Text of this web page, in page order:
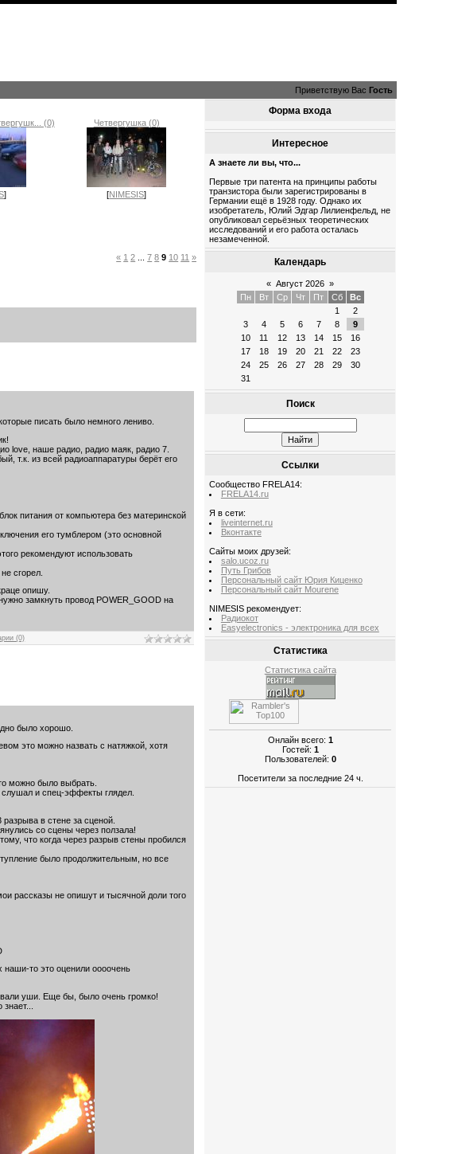
Приветствую Вас Гость
(0)
]
Четвергушка (0)
[NIMESIS]
« 1 2 7 8 9 10 11 »
писать было немного лениво.
love, наше радио, радио маяк, радио 7.
т.к. из всей радиоаппаратуры берёт его
питания от компьютера без материнской
его тумблером (это основной
рекомендуют использовать
сгорел.
опишу.
замкнуть провод POWER_GOOD на
(0)
было хорошо.
это можно назвать с натяжкой, хотя
можно было выбрать.
слушал и спец-эффекты глядел.
в стене за сценой.
со сцены через ползала!
что когда через разрыв стены пробился
было продолжительным, но все
рассказы не опишут и тысячной доли того
наши-то это оценили оооочень
уши. Еще бы, было очень громко!
Форма входа
Интересное
А знаете ли вы, что...
Первые три патента на принципы работы
транзистора были зарегистрированы в
Германии ещё в 1928 году. Однако их
изобретатель, Юлий Эдгар Лилиенфельд, не
опубликовал серьёзных теоретических
исследований и его работа осталась
незамеченной.
Календарь
« Август 2026 »
Пн
Вт Ср Чт Пт Сб
Вс
1
2
3
4 5 6 7 8
9
10
11 12 13 14 15
16
17
18 19 20 21 22
23
24
25 26 27 28 29
30
31
Поиск
Ссылки
Сообщество FRELA14:
FRELA14.ru
Я в сети:
liveinternet.ru
Вконтакте
Сайты моих друзей:
salo.ucoz.ru
Путь Грибов
Персональный сайт Юрия Киценко
Персональный сайт Mourene
NIMESIS рекомендует:
Радиокот
Easyelectronics - электроника для всех
Статистика
Статистика сайта
Онлайн всего: 1
Гостей: 1
Пользователей: 0
Посетители за последние 24 ч.